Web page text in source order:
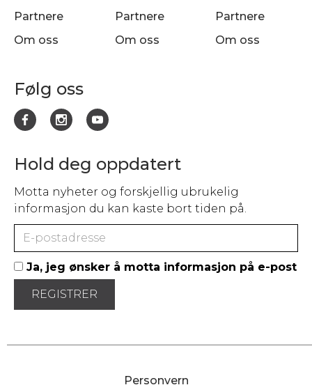
Partnere
Om oss
Partnere
Om oss
Partnere
Om oss
Følg oss
Hold deg oppdatert
Motta nyheter og forskjellig ubrukelig
informasjon du kan kaste bort tiden på.
Ja, jeg ønsker å motta informasjon på e-post
Personvern